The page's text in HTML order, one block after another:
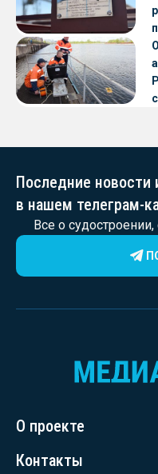
Последние
в нашем телеграм-
Все о
О проекте
Контакты